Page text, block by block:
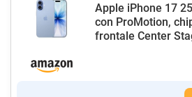
Apple iPhone 17
con ProMotion,
frontale Center